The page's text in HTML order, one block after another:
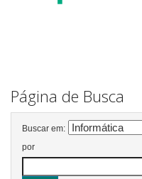
Página de Busca
Buscar em:
por